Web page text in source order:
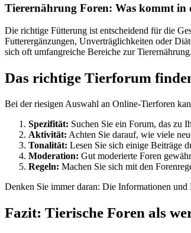
Tierernährung Foren: Was kommt in
Die richtige Fütterung ist entscheidend für die
Futterergänzungen, Unverträglichkeiten oder
sich oft umfangreiche Bereiche zur Tierernährung.
Das richtige Tierforum
Bei der riesigen Auswahl an Online-Tierforen
Spezifität: Suchen Sie ein Forum, das zu
Aktivität: Achten Sie darauf, wie viele
Tonalität: Lesen Sie sich einige Beiträge
Moderation: Gut moderierte Foren
Regeln: Machen Sie sich mit den
Denken Sie immer daran: Die Informationen und
Fazit: Tierische Foren als